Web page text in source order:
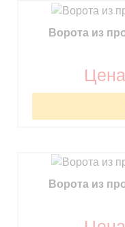
Ворота из
Ворота из